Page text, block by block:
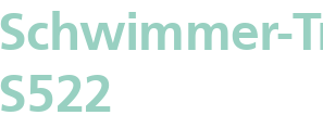
Schwimmer-
S522